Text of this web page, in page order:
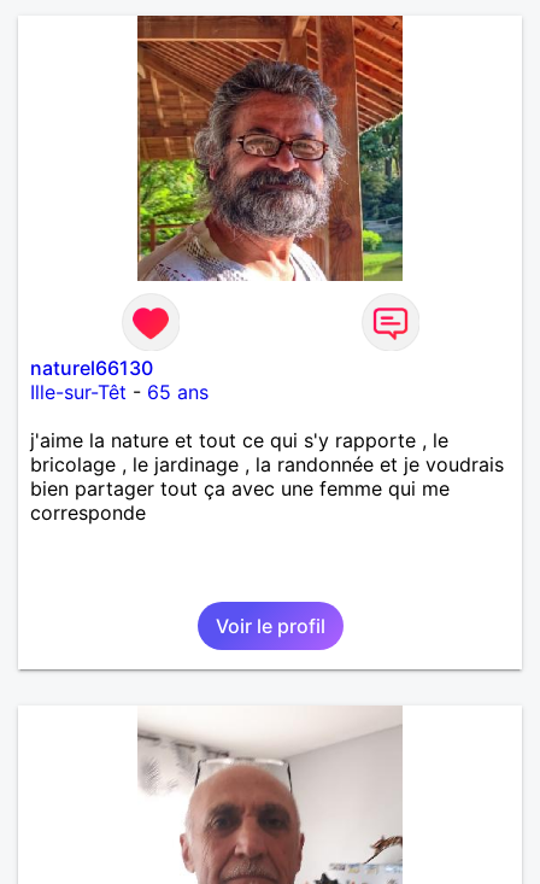
naturel66130
Ille-sur-Têt - 65 ans
j'aime la nature et tout ce qui s'y rapporte , le
bricolage , le jardinage , la randonnée et je voudrais
bien partager tout ça avec une femme qui me
corresponde
Voir le profil